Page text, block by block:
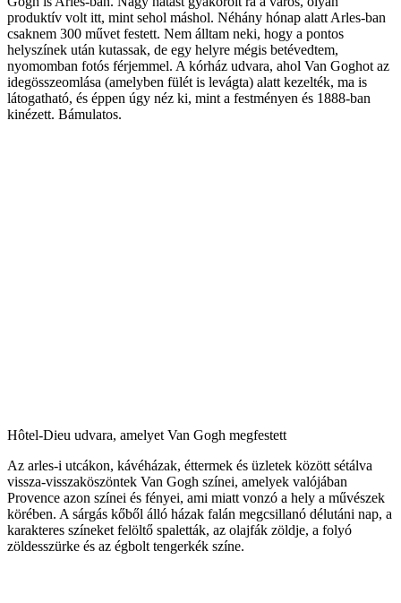
produktív volt itt, mint sehol máshol. Néhány hónap alatt Arles-ban
csaknem 300 művet festett. Nem álltam neki, hogy a pontos
helyszínek után kutassak, de egy helyre mégis betévedtem,
nyomomban fotós férjemmel. A kórház udvara, ahol Van Goghot az
idegösszeomlása (amelyben fülét is levágta) alatt kezelték, ma is
látogatható, és éppen úgy néz ki, mint a festményen és 1888-ban
kinézett. Bámulatos.
Hôtel-Dieu udvara, amelyet Van Gogh megfestett
Az arles-i utcákon, kávéházak, éttermek és üzletek között sétálva
vissza-visszaköszöntek Van Gogh színei, amelyek valójában
Provence azon színei és fényei, ami miatt vonzó a hely a művészek
körében. A sárgás kőből álló házak falán megcsillanó délutáni nap, a
karakteres színeket felöltő spaletták, az olajfák zöldje, a folyó
zöldesszürke és az égbolt tengerkék színe.